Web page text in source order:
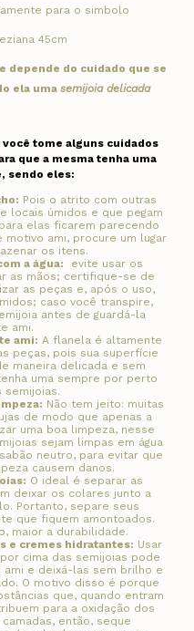
para o simbolo
45cm
depende do cuidado que se
ela uma semijoia delicada
você tome alguns cuidados
que a mesma tenha uma
sendo eles:
Pois o atrito com outras
locais úmidos e que pegam
elas ficarem parecendo
motivo ami, procure um lugar
os itens.
a água: evite usar os
as mãos; certifique-se de
as peças e, após o uso,
caso você transpire,
antes de guardá-la
ami.
ami: A flanela é altamente
peças, pois sua superfície
maneira delicada e sem
uma sempre por perto
semijoias.
Não tem jeito: muitas
de modo que apenas a
uma boa limpeza, nesse
sejam limpas em água
neutro, para evitar que
causem danos.
O ideal é separar as
deixar os colares junto a
Portanto, separe seus
que fiquem amontoados.
maior a durabilidade.
e cremes hidratantes: Usar
cima das semijoias pode
e deixá-las sem brilho e
O motivo disso é porque
que, quando entram
para a oxidação dos
então, seque